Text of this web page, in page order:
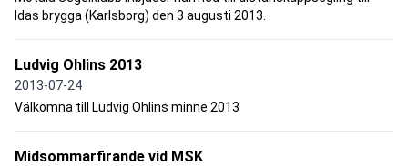
Idas brygga (Karlsborg) den 3 augusti 2013.
Ludvig Ohlins 2013
2013-07-24
Välkomna till Ludvig Ohlins minne 2013
Midsommarfirande vid MSK